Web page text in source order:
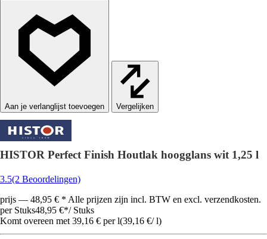
Vergelijken
HISTOR Perfect Finish Houtlak hoogglans wit 1,25 l
3.5(2 Beoordelingen)
prijs — 48,95 € * Alle prijzen zijn incl. BTW en excl. verzendkosten.
per Stuks48,95 €*/ Stuks
Komt overeen met 39,16 € per l(39,16 €/ l)